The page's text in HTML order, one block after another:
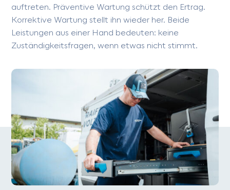
auftreten. Präventive Wartung schützt den Ertrag.
Korrektive Wartung stellt ihn wieder her. Beide
Leistungen aus einer Hand bedeuten: keine
Zuständigkeitsfragen, wenn etwas nicht stimmt.